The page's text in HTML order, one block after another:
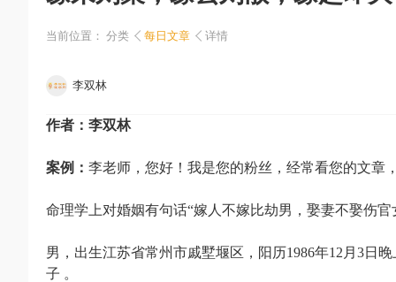
当前位置： 分类 每日文章 详情
李双林
作者：李双林
案例： 李老师，您好！我是您的粉丝，经常看您的文章
命理学上对婚姻有句话“嫁人不嫁比劫男，娶妻不娶伤
男，出生江苏省常州市戚墅堰区，阳历1986年12月3日
子 。